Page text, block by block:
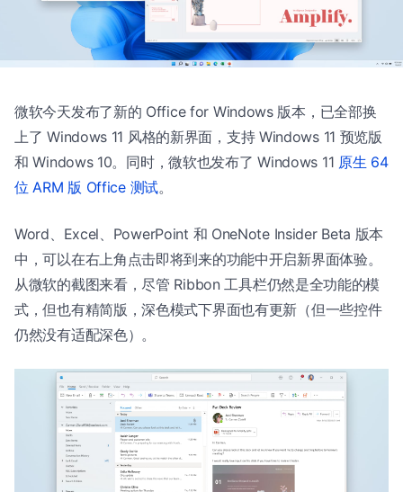
微软今天发布了新的 Office for Windows 版本，已全部换
上了 Windows 11 风格的新界面，支持 Windows 11 预览版
和 Windows 10。同时，微软也发布了 Windows 11 原生 64
位 ARM 版 Office 测试。
Word、Excel、PowerPoint 和 OneNote Insider Beta 版本
中，可以在右上角点击即将到来的功能中开启新界面体验。
从微软的截图来看，尽管 Ribbon 工具栏仍然是全功能的模
式，但也有精简版，深色模式下界面也有更新（但一些控件
仍然没有适配深色）。